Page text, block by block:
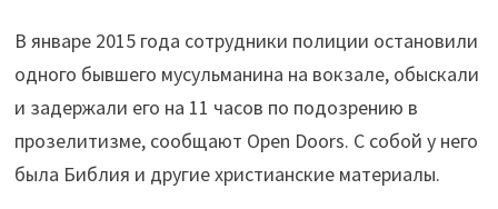
В январе 2015 года сотрудники полиции остановили
одного бывшего мусульманина на вокзале, обыскали
и задержали его на 11 часов по подозрению в
прозелитизме, сообщают Open Doors. С собой у него
была Библия и другие христианские материалы.